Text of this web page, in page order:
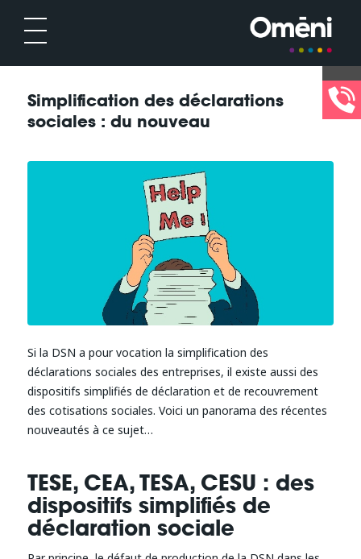
Simplification des déclarations
sociales : du nouveau
Si la DSN a pour vocation la simplification des
déclarations sociales des entreprises, il existe aussi des
dispositifs simplifiés de déclaration et de recouvrement
des cotisations sociales. Voici un panorama des récentes
nouveautés à ce sujet…
TESE, CEA, TESA, CESU : des
dispositifs simplifiés de
déclaration sociale